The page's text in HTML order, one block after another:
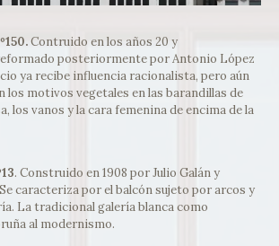
Contruido en los años 20 y
posteriormente por Antonio López
ya recibe influencia racionalista, pero aún
los motivos vegetales en las barandillas de
los vanos y la cara femenina de encima de la
. Construido en 1908 por Julio Galán y
caracteriza por el balcón sujeto por arcos y
La tradicional galería blanca como
al modernismo.